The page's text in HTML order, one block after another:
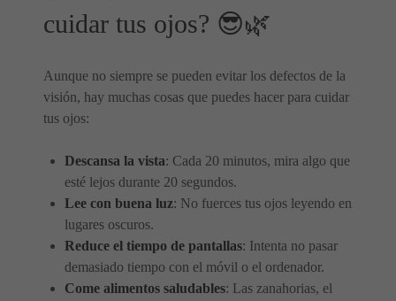
cuidar tus ojos? 😎🌿
Aunque no siempre se pueden evitar los defectos de la
visión, hay muchas cosas que puedes hacer para cuidar
tus ojos:
Descansa la vista: Cada 20 minutos, mira algo que
esté lejos durante 20 segundos.
Lee con buena luz: No fuerces tus ojos leyendo en
lugares oscuros.
Reduce el tiempo de pantallas: Intenta no pasar
demasiado tiempo con el móvil o el ordenador.
Come alimentos saludables: Las zanahorias, el